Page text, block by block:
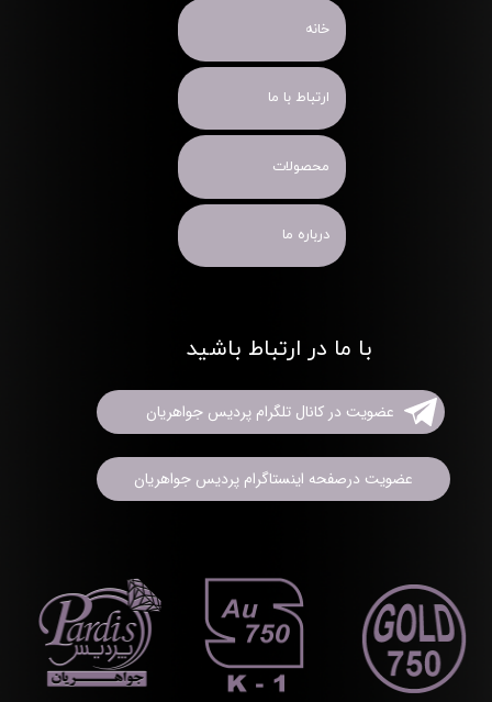
خانه
ارتباط با ما
محصولات
درباره ما
با ما در ارتباط باشید
عضویت در کانال تلگرام پردیس جواهریان
عضویت درصفحه اینستاگرام پردیس جواهریان